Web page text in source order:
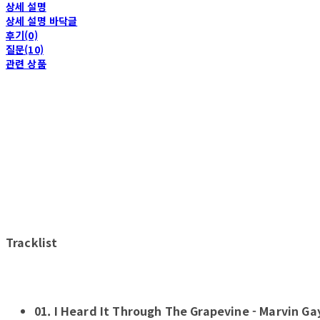
상세 설명
상세 설명 바닥글
후기(0)
질문(10)
관련 상품
Tracklist
01. I Heard It Through The Grapevine - Marvin